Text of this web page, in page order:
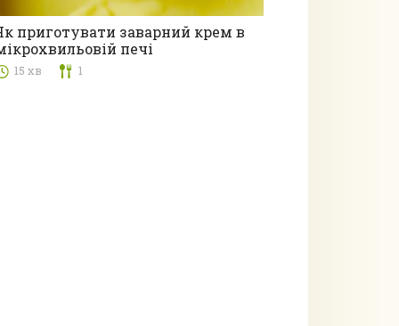
Десерти
приготувати заварний крем в
печі
15 хв 1